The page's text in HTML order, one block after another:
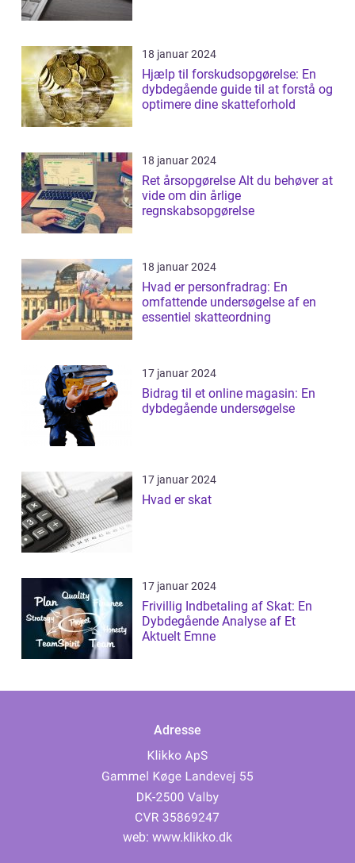
18 januar 2024
Hjælp til forskudsopgørelse: En
dybdegående guide til at forstå og
optimere dine skatteforhold
18 januar 2024
Ret årsopgørelse Alt du behøver at
vide om din årlige
regnskabsopgørelse
18 januar 2024
Hvad er personfradrag: En
omfattende undersøgelse af en
essentiel skatteordning
17 januar 2024
Bidrag til et online magasin: En
dybdegående undersøgelse
17 januar 2024
Hvad er skat
17 januar 2024
Frivillig Indbetaling af Skat: En
Dybdegående Analyse af Et
Aktuelt Emne
Adresse
web: www.klikko.dk